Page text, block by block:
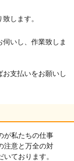
します。
いし、作業致しま
支払いをお願いし
が私たちの仕事
注意と万全の対
ております。